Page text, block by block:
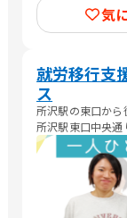
気
就労移行支
ス
所沢駅の東口か
所沢駅東口中央
だいて、大通りか
右側、奥のエレベ